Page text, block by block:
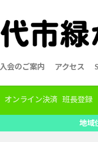
入会のご案内 アクセス
オンライン決済 班長登録
地域住民で地域